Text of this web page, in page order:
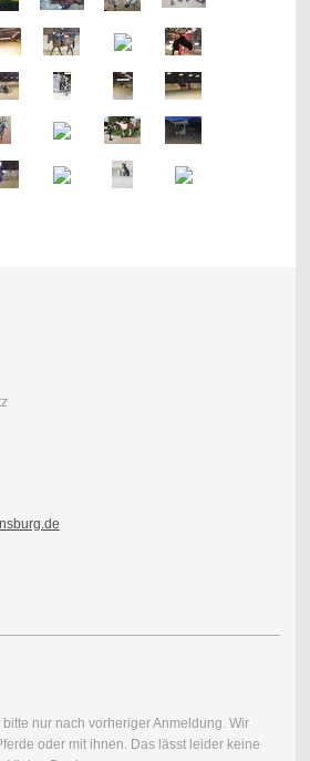
nur nach vorheriger Anmeldung. Wir
oder mit ihnen. Das lässt leider keine